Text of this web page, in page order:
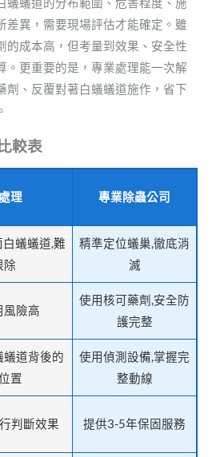
差異，需要現場評估才能確定。雖
的成本高，但考量到效果、安全性
。更重要的是，專業處理能一次解
劑、反覆對著白蟻蟻道施作，省下
較表
理 專業除蟲公司
蟻蟻道,難
除
精準定位蟻巢,徹底消
滅
風險高
使用核可藥劑,安全防
護完整
蟻道背後的
置
使用偵測設備,掌握完
整動線
判斷效果 提供3-5年保固服務